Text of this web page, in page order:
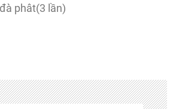
phât(3 lần)